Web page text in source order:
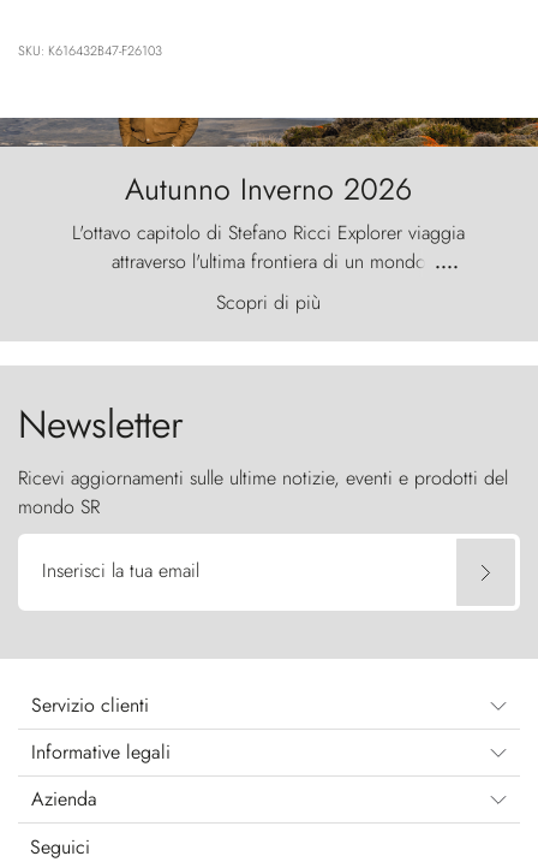
SKU: K616432B47-F26103
Autunno Inverno 2026
L'ottavo capitolo di Stefano Ricci Explorer viaggia
attraverso l'ultima frontiera di un mondo
primordiale, dove il vento scolpisce la natura con
furia ancestrale e le Torres del Paine sfidano il
cielo come sentinelle di pietra.
....
Scopri di più
Newsletter
Ricevi aggiornamenti sulle ultime notizie, eventi e prodotti del
mondo SR
Inserisci la tua email
Servizio clienti
Informative legali
Azienda
Seguici